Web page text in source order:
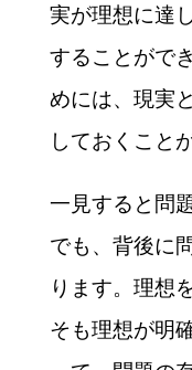
実が理想に達
することがで
めには、現実
しておくこと
一見すると問
でも、背後に
ります。理想
そも理想が明